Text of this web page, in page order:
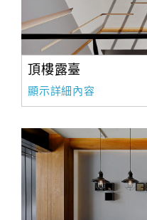
頂樓露臺
顯示詳細內容